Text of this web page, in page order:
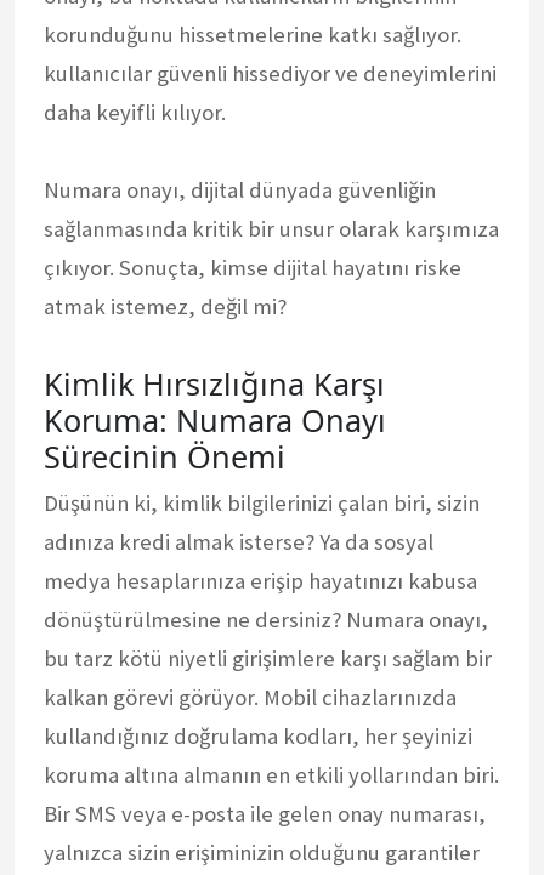
korunduğunu hissetmelerine katkı sağlıyor.
kullanıcılar güvenli hissediyor ve deneyimlerini
daha keyifli kılıyor.
Numara onayı, dijital dünyada güvenliğin
sağlanmasında kritik bir unsur olarak karşımıza
çıkıyor. Sonuçta, kimse dijital hayatını riske
atmak istemez, değil mi?
Kimlik Hırsızlığına Karşı
Koruma: Numara Onayı
Sürecinin Önemi
Düşünün ki, kimlik bilgilerinizi çalan biri, sizin
adınıza kredi almak isterse? Ya da sosyal
medya hesaplarınıza erişip hayatınızı kabusa
dönüştürülmesine ne dersiniz? Numara onayı,
bu tarz kötü niyetli girişimlere karşı sağlam bir
kalkan görevi görüyor. Mobil cihazlarınızda
kullandığınız doğrulama kodları, her şeyinizi
koruma altına almanın en etkili yollarından biri.
Bir SMS veya e-posta ile gelen onay numarası,
yalnızca sizin erişiminizin olduğunu garantiler